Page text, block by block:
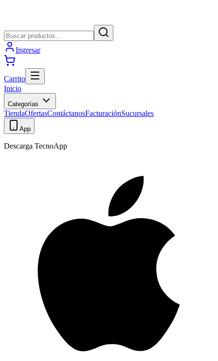
Ingresar
Carrito
Inicio
Categorías
TiendaOfertasContáctanosFacturaciónSucursales
App
Descarga TecnoApp